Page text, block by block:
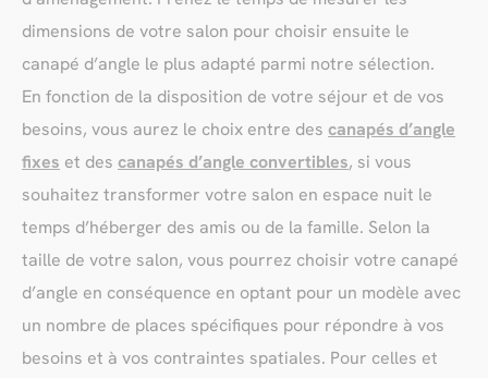
dimensions de votre salon pour choisir ensuite le
canapé d’angle le plus adapté parmi notre sélection.
En fonction de la disposition de votre séjour et de vos
besoins, vous aurez le choix entre des canapés d’angle
fixes et des canapés d’angle convertibles, si vous
souhaitez transformer votre salon en espace nuit le
temps d’héberger des amis ou de la famille. Selon la
taille de votre salon, vous pourrez choisir votre canapé
d’angle en conséquence en optant pour un modèle avec
un nombre de places spécifiques pour répondre à vos
besoins et à vos contraintes spatiales. Pour celles et